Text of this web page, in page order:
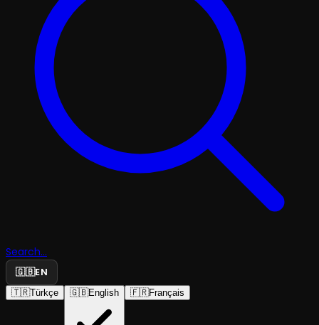
Search...
🇬🇧EN
🇹🇷Türkçe 🇬🇧English 🇫🇷Français